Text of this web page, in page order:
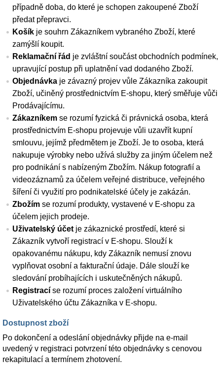
případně doba, do které je schopen zakoupené Zboží
předat přepravci.
Košík je souhrn Zákazníkem vybraného Zboží, které
zamýšlí koupit.
Reklamační řád je zvláštní součást obchodních podmínek,
upravující postup při uplatnění vad dodaného Zboží.
Objednávka je závazný projev vůle Zákazníka zakoupit
Zboží, učiněný prostřednictvím E-shopu, který směřuje vůči
Prodávajícímu.
Zákazníkem se rozumí fyzická či právnická osoba, která
prostřednictvím E-shopu projevuje vůli uzavřít kupní
smlouvu, jejímž předmětem je Zboží. Je to osoba, která
nakupuje výrobky nebo užívá služby za jiným účelem než
pro podnikání s nabízeným Zbožím. Nákup fotografií a
videozáznamů za účelem veřejné distribuce, veřejného
šíření či využití pro podnikatelské účely je zakázán.
Zbožím se rozumí produkty, vystavené v E-shopu za
účelem jejich prodeje.
Uživatelský účet je zákaznické prostředí, které si
Zákazník vytvoří registrací v E-shopu. Slouží k
opakovanému nákupu, kdy Zákazník nemusí znovu
vyplňovat osobní a fakturační údaje. Dále slouží ke
sledování probíhajících i uskutečněných nákupů.
Registrací se rozumí proces založení virtuálního
Uživatelského účtu Zákazníka v E-shopu.
Dostupnost zboží
Po dokončení a odeslání objednávky přijde na e-mail
uvedený v registraci potvrzení této objednávky s cenovou
rekapitulací a termínem zhotovení.